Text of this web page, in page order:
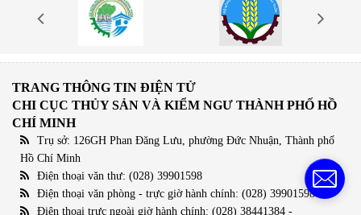
TRANG THÔNG TIN ĐIỆN TỬ
CHI CỤC THỦY SẢN VÀ KIỂM NGƯ THÀNH PHỐ HỒ
CHÍ MINH
Trụ sở: 126GH Phan Đăng Lưu, phường Đức Nhuận, Thành phố
Hồ Chí Minh
Điện thoại văn thư: (028) 39901598
Điện thoại văn phòng - trực giờ hành chính: (028) 39901598
Điện thoại trực ngoài giờ hành chính: (028) 38441384 -